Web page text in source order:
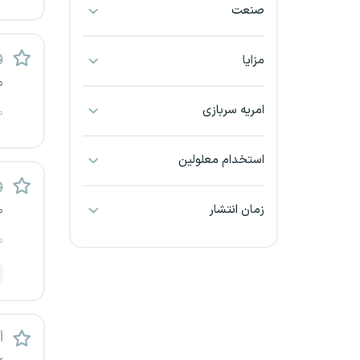
بجنورد
خراسان جنوبی
صنعت
مزایا
امریه سربازی
استخدام معلولین
زمان انتشار